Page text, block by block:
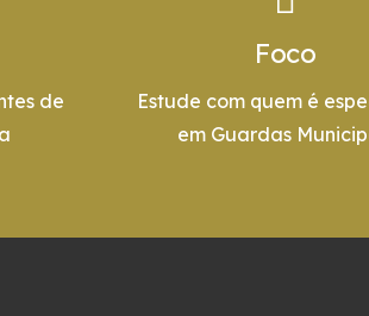
de
Foco
Estude com quem é
em Guardas